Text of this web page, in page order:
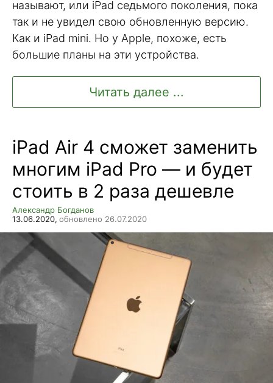
называют, или iPad седьмого поколения, пока
так и не увидел свою обновленную версию.
Как и iPad mini. Но у Apple, похоже, есть
большие планы на эти устройства.
Читать далее ...
iPad Air 4 сможет заменить
многим iPad Pro — и будет
стоить в 2 раза дешевле
Александр Богданов
13.06.2020, обновлено 26.07.2020